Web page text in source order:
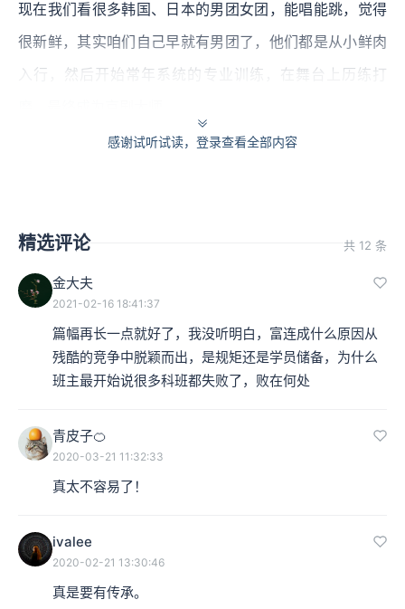
现在我们看很多韩国、日本的男团女团，能唱能跳，觉得
很新鲜，其实咱们自己早就有男团了，他们都是从小鲜肉
入行，然后开始常年系统的专业训练，在舞台上历练打
有些奥妙和窍门。说到教育模式，从招收学员、到学戏练
功、再到分行归路、演出实践，以及制定学员行为准则，
可以说事无巨细，每一项都经过检验，最终能够成为教科
（1）比如说，科班招收学员，以戏班的梨园子弟为优
感谢试听试读，登录查看全部内容
精选评论 共 12 条
金大夫
2021-02-16 18:41:37
篇幅再长一点就好了，我没听明白，富连成什么原因从
残酷的竞争中脱颖而出，是规矩还是学员储备，为什么
班主最开始说很多科班都失败了，败在何处
青皮子🍊
2020-03-21 11:32:33
真太不容易了！
ivalee
2020-02-21 13:30:46
真是要有传承。